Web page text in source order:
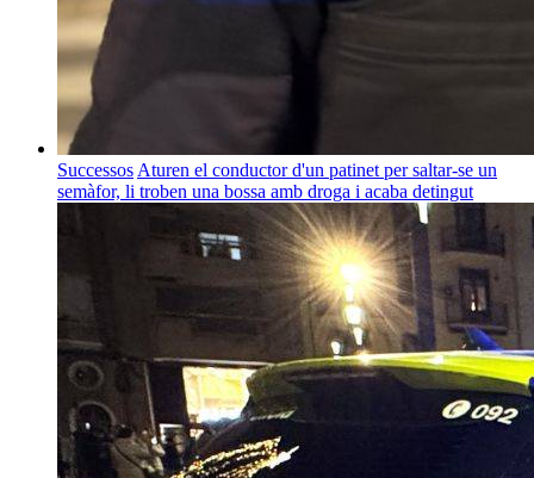
Successos Aturen el conductor d'un patinet per saltar-se un
semàfor, li troben una bossa amb droga i acaba detingut